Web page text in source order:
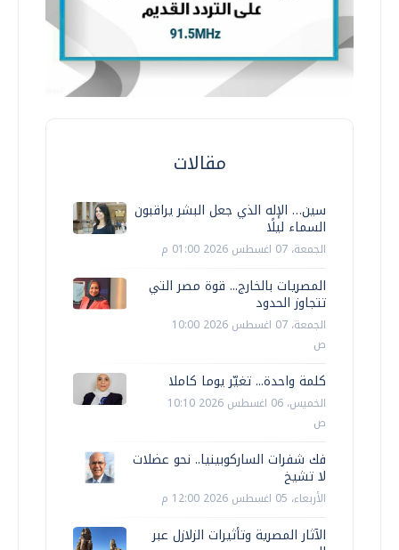
مقالات
سين… الإله الذي جعل البشر يراقبون
السماء ليلًا
الجمعة، 07 اغسطس 2026 01:00 م
المصريات بالخارج... قوة مصر التي
تتجاوز الحدود
الجمعة، 07 اغسطس 2026 10:00
ص
كلمة واحدة... تغيّر يوما كاملا
الخميس، 06 اغسطس 2026 10:10
ص
فك شفرات الساركوبينيا.. نحو عضلات
لا تشيخ
الأربعاء، 05 اغسطس 2026 12:00 م
الآثار المصرية وتأثيرات الزلازل عبر